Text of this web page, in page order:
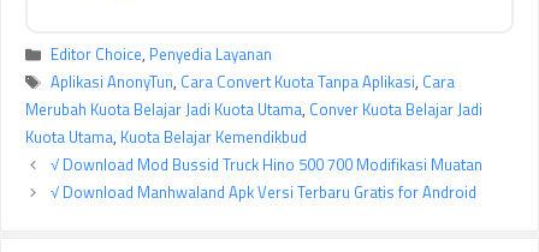
Kategori
Editor Choice, Penyedia Layanan
Tag
Aplikasi AnonyTun, Cara Convert Kuota Tanpa Aplikasi, Cara
Merubah Kuota Belajar Jadi Kuota Utama, Conver Kuota Belajar Jadi
Kuota Utama, Kuota Belajar Kemendikbud
√ Download Mod Bussid Truck Hino 500 700 Modifikasi Muatan
√ Download Manhwaland Apk Versi Terbaru Gratis for Android